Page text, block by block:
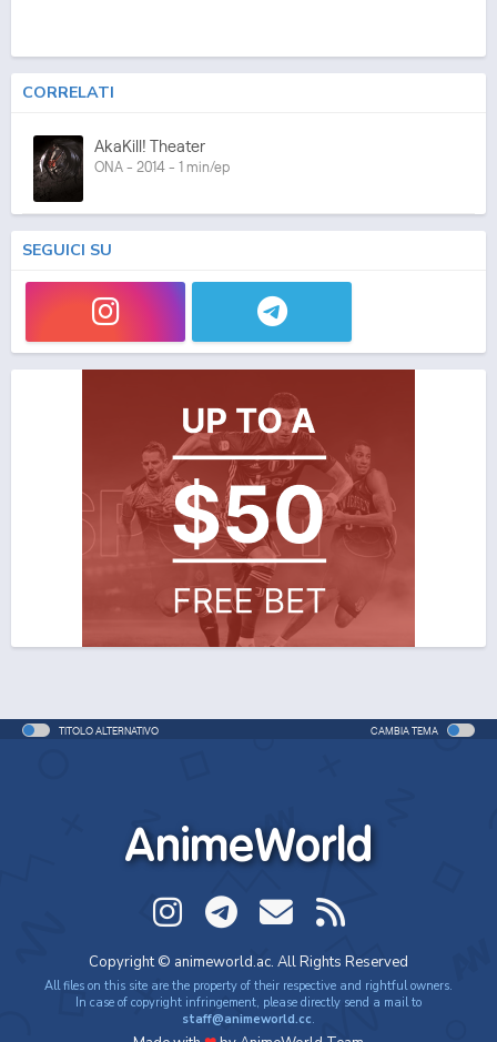
CORRELATI
AkaKill! Theater
ONA - 2014 - 1 min/ep
SEGUICI SU
TITOLO ALTERNATIVO CAMBIA TEMA
AnimeWorld
Copyright © animeworld.ac. All Rights Reserved
All files on this site are the property of their respective and rightful owners.
In case of copyright infringement, please directly send a mail to
staff@animeworld.cc.